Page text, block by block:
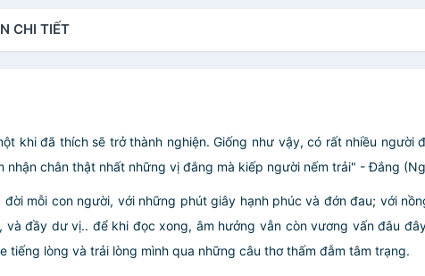
CHI TIẾT
khi đã thích sẽ trở thành nghiện. Giống như vậy, có rất nhiều người
chân thật nhất những vị đắng mà kiếp người nếm trải" - Đắng
mỗi con người, với những phút giây hạnh phúc và đớn đau; với
và đầy dư vị.. để khi đọc xong, âm hưởng vẫn còn vương vấn đâu
tiếng lòng và trải lòng mình qua những câu thơ thấm đẫm tâm trạng.